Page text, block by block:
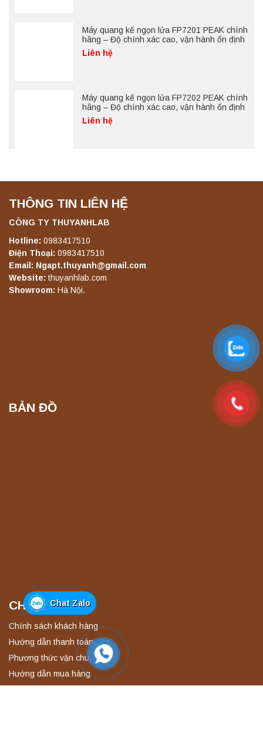
Máy quang kế ngọn lửa FP7201 PEAK chính
hãng – Độ chính xác cao, vận hành ổn định
Liên hệ
Máy quang kế ngọn lửa FP7202 PEAK chính
hãng – Độ chính xác cao, vận hành ổn định
Liên hệ
THÔNG TIN LIÊN HỆ
CÔNG TY THUYANHLAB
Hotline: 0983417510
Điện Thoại: 0983417510
Email: Ngapt.thuyanh@gmail.com
Website: thuyanhlab.com
Showroom: Hà Nội.
BẢN ĐỒ
CHÍNH SÁCH
Chính sách khách hàng
Hướng dẫn thanh toán
Phương thức vận chuyển
Hướng dẫn mua hàng
Chat Zalo